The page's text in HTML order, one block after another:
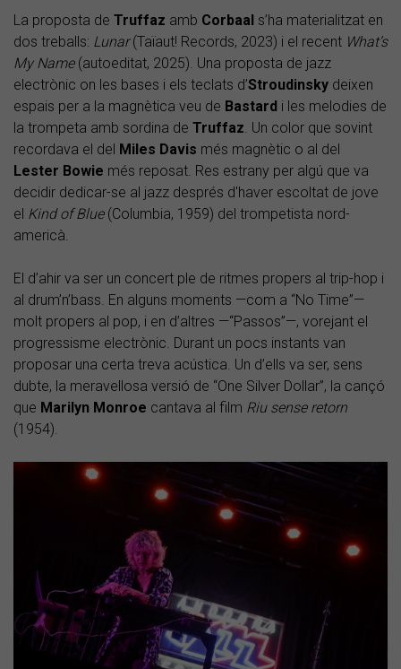
La proposta de Truffaz amb Corbaal s’ha materialitzat en
dos treballs: Lunar(Taïaut! Records, 2023) i el recent What’s
My Name(autoeditat, 2025). Una proposta de jazz
electrònic on les bases i els teclats d’Stroudinsky deixen
espais per a la magnètica veu de Bastard i les melodies de
la trompeta amb sordina de Truffaz . Un color que sovint
recordava el del Miles Davis més magnètic o al del
Lester Bowie més reposat. Res estrany per algú que va
decidir dedicar-se al jazz després d'haver escoltat de jove
el Kind of Blue(Columbia, 1959) del trompetista nord-
americà.
El d’ahir va ser un concert ple de ritmes propers al trip-hop i
al drum’n’bass. En alguns moments —com a “No Time”—
molt propers al pop, i en d’altres —“Passos”—, vorejant el
progressisme electrònic. Durant un pocs instants van
proposar una certa treva acústica. Un d’ells va ser, sens
dubte, la meravellosa versió de “One Silver Dollar”, la cançó
que Marilyn Monroe cantava al film Riu sense retorn
(1954).